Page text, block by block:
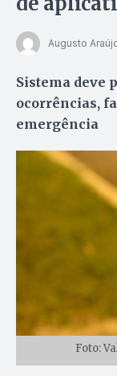
Augusto
Sistema deve
ocorrências,
emergência
Foto: